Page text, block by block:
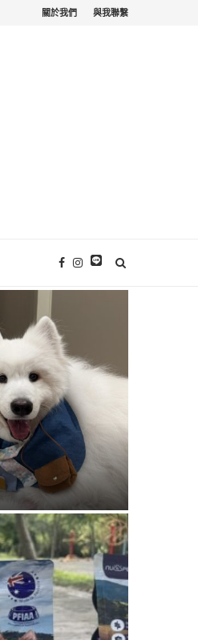
苗栗寵物友善。栗...
關於我們 與我聯繫